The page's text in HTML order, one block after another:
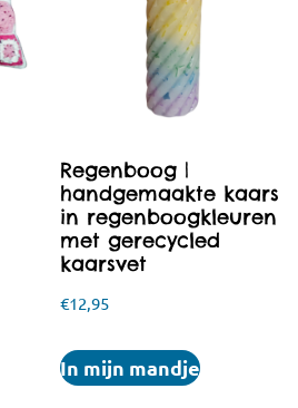
Regenboog |
handgemaakte kaars
in regenboogkleuren
met gerecycled
kaarsvet
€12,95
In mijn mandje